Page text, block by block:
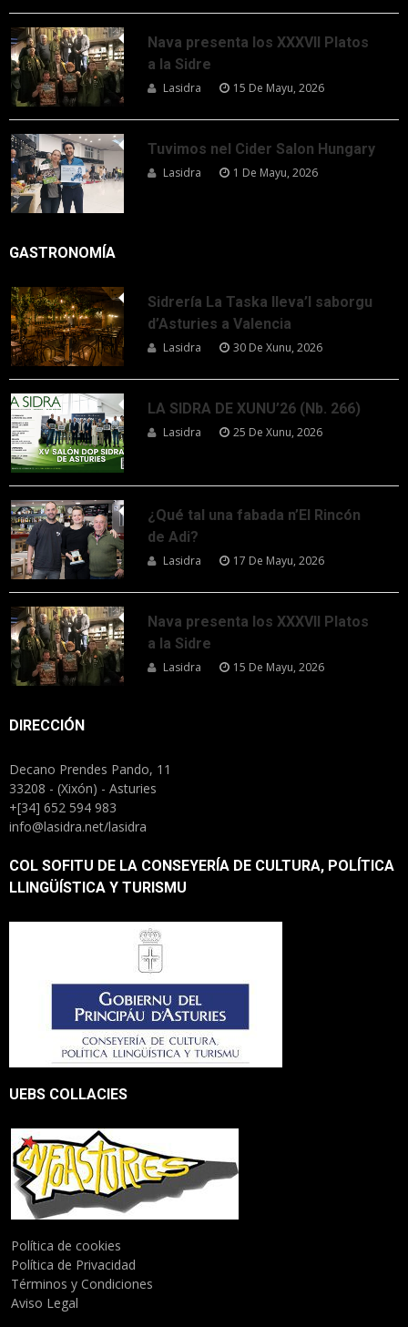
Nava presenta los XXXVII Platos
a la Sidre
Lasidra 15 De Mayu, 2026
Tuvimos nel Cider Salon Hungary
Lasidra 1 De Mayu, 2026
GASTRONOMÍA
Sidrería La Taska lleva’l saborgu
d’Asturies a Valencia
Lasidra 30 De Xunu, 2026
LA SIDRA DE XUNU’26 (Nb. 266)
Lasidra 25 De Xunu, 2026
¿Qué tal una fabada n’El Rincón
de Adi?
Lasidra 17 De Mayu, 2026
Nava presenta los XXXVII Platos
a la Sidre
Lasidra 15 De Mayu, 2026
DIRECCIÓN
Decano Prendes Pando, 11
33208 - (Xixón) - Asturies
+[34] 652 594 983
info@lasidra.net/lasidra
COL SOFITU DE LA CONSEYERÍA DE CULTURA, POLÍTICA
LLINGÜÍSTICA Y TURISMU
UEBS COLLACIES
Política de cookies
Política de Privacidad
Términos y Condiciones
Aviso Legal